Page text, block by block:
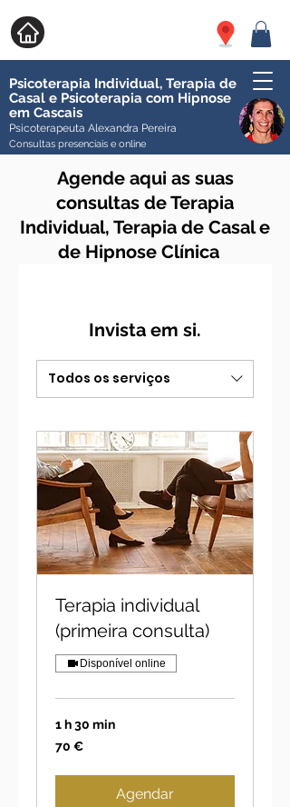
Psicoterapia Individual, Terapia de
Casal e Psicoterapia com Hipnose
em Cascais
Psicoterapeuta Alexandra Pereira
Consultas presenciais e online
Agende aqui as suas
consultas de Terapia
Individual, Terapia de Casal e
de Hipnose Clínica
Invista em si.
Todos os serviços
Terapia individual
(primeira consulta)
Disponível online
1 h 30 min
euros
70 €
Agendar